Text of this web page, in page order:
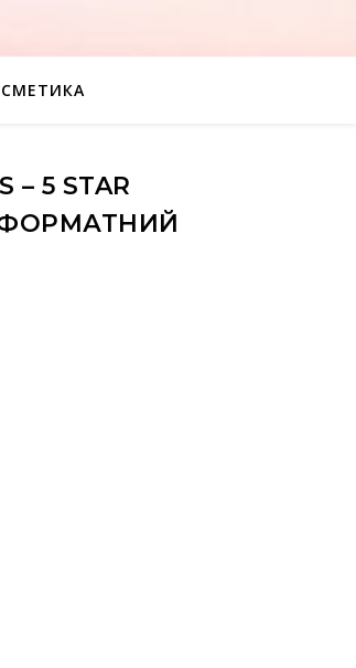
– 5 STAR
повноформатний альбом) кількість